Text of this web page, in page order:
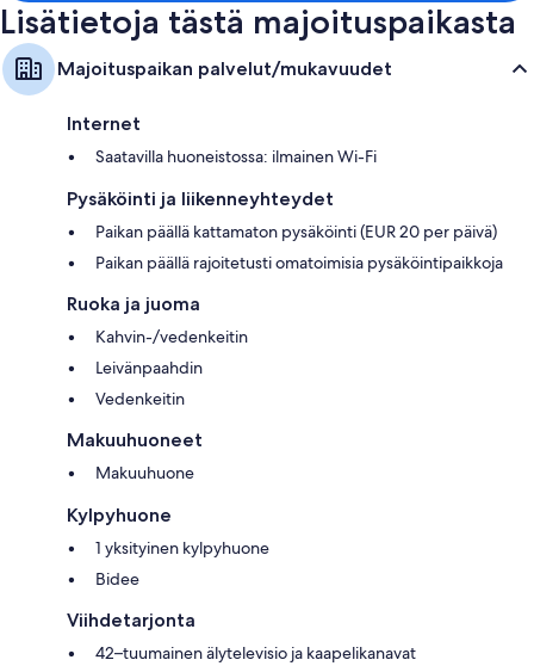
Lisätietoja tästä majoituspaikasta
Majoituspaikan palvelut/mukavuudet
Internet
Saatavilla huoneistossa: ilmainen Wi-Fi
Pysäköinti ja liikenneyhteydet
Paikan päällä kattamaton pysäköinti (EUR 20 per päivä)
Paikan päällä rajoitetusti omatoimisia pysäköintipaikkoja
Ruoka ja juoma
Kahvin-/vedenkeitin
Leivänpaahdin
Vedenkeitin
Makuuhuoneet
Makuuhuone
Kylpyhuone
1 yksityinen kylpyhuone
Bidee
Viihdetarjonta
42–tuumainen älytelevisio ja kaapelikanavat